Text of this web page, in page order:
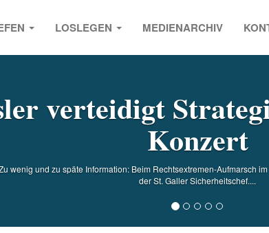
LOSLEGEN MEDIENARCHIV
verteidigt
Konzert
wenig und zu späte Information: Beim Rechtsextremen-Aufmarsch
der St. Galler Sicherheitschef....